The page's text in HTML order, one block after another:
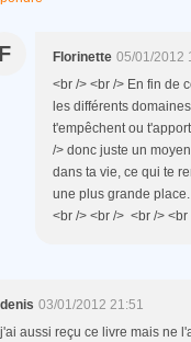
F Florinette 05/01/2012
<br /> <br /> En fin de
les différents
t'empêchent ou
/> donc juste un
dans ta vie, ce qui te
une plus grande
<br /> <br /> <br /> <br
denis 03/01/2012 21:51
j'ai aussi reçu ce livre mais ne